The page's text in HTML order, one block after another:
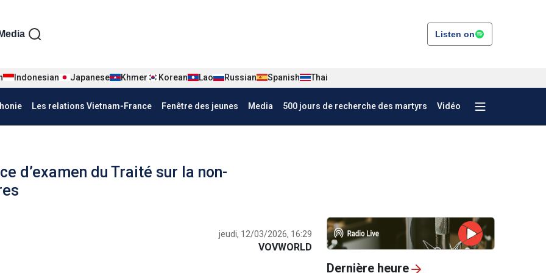
tiếng Pháp
Media Listen on
Indonesian Japanese Khmer Korean Lao Russian Spanish Thai
Les relations Vietnam-France Fenêtre des jeunes Media 500 jours de recherche des martyrs Vidéo
d’examen du Traité sur la non-
jeudi, 12/03/2026, 16:29
VOVWORLD
Dernière heure